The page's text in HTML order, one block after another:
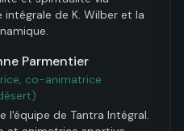
intégrale de K. Wilber et la
Parmentier
co-animatrice
l'équipe de Tantra Intégral.